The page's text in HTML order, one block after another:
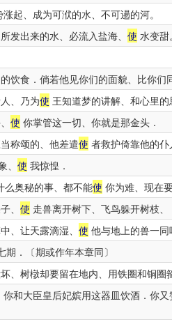
起、成为可洑的水、不可逿的河。
发出来的水、必流入盐海、 使 水变甜
饮食．倘若他见你们的面貌、比你
、乃为使 王知道梦的讲解、和心里的
使 你掌管这一切、你就是那金头．
称颂的、他差遣使 者救护倚靠他的
使 我惊惶．
么奥秘的事、都不能使 你为难、现在
、 使 走兽离开树下、飞鸟躲开树枝、
、让天露滴湿、 使 他与地上的兽一同
期．〔期或作年本章同〕
树橔却要留在地内、用铁圈和铜圈
和大臣皇后妃嫔用这器皿饮酒．你